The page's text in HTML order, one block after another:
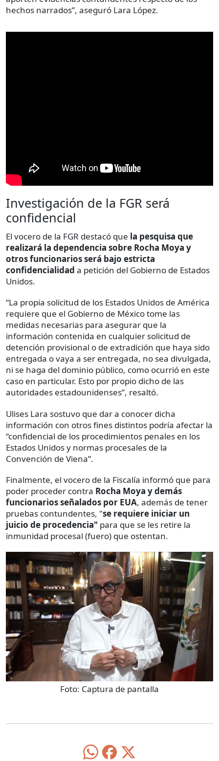
hechos narrados”, aseguró Lara López.
Investigación de la FGR será
confidencial
El vocero de la FGR destacó que la pesquisa que
realizará la dependencia sobre Rocha Moya y
otros funcionarios será bajo estricta
confidencialidad a petición del Gobierno de Estados
Unidos.
“La propia solicitud de los Estados Unidos de América
requiere que el Gobierno de México tome las
medidas necesarias para asegurar que la
información contenida en cualquier solicitud de
detención provisional o de extradición que haya sido
entregada o vaya a ser entregada, no sea divulgada,
ni se haga del dominio público, como ocurrió en este
caso en particular. Esto por propio dicho de las
autoridades estadounidenses”, resaltó.
Ulises Lara sostuvo que dar a conocer dicha
información con otros fines distintos podría afectar la
“confidencial de los procedimientos penales en los
Estados Unidos y normas procesales de la
Convención de Viena”.
Finalmente, el vocero de la Fiscalía informó que para
poder proceder contra Rocha Moya y demás
funcionarios señalados por EUA, además de tener
pruebas contundentes, "se requiere iniciar un
juicio de procedencia" para que se les retire la
inmunidad procesal (fuero) que ostentan.
Foto: Captura de pantalla